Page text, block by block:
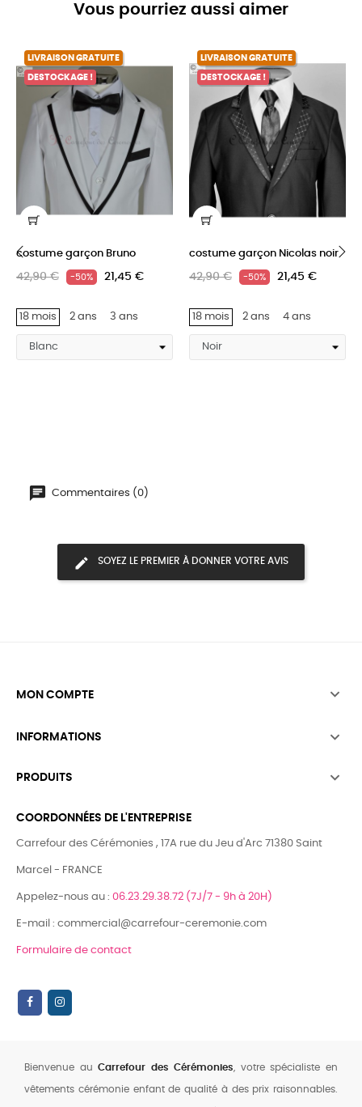
Vous pourriez aussi aimer
LIVRAISON GRATUITE
DESTOCKAGE !
costume garçon Bruno
42,90 € -50% 21,45 €
18 mois 2 ans 3 ans
LIVRAISON GRATUITE
DESTOCKAGE !
costume garçon Nicolas noir
42,90 € -50% 21,45 €
18 mois 2 ans 4 ans
‹
Commentaires (0)
SOYEZ LE PREMIER À DONNER VOTRE AVIS
MON COMPTE 
INFORMATIONS 
PRODUITS 
COORDONNÉES DE L'ENTREPRISE
Carrefour des Cérémonies , 17A rue du Jeu d'Arc 71380 Saint
Marcel - FRANCE
Appelez-nous au : 06.23.29.38.72 (7J/7 - 9h à 20H)
E-mail : commercial@carrefour-ceremonie.com
Formulaire de contact
Bienvenue auCarrefour des Cérémonies , votre spécialiste en
vêtements cérémonie enfant de qualité à des prix raisonnables.